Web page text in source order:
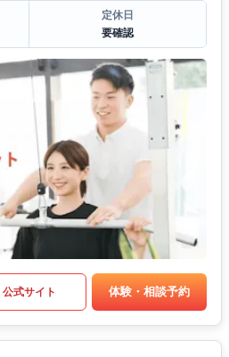
定休日
要確認
公式サイト 体験・相談予約